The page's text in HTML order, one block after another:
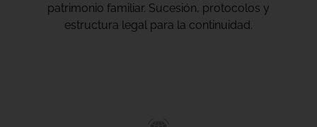
patrimonio familiar. Sucesión, protocolos y
estructura legal para la continuidad.